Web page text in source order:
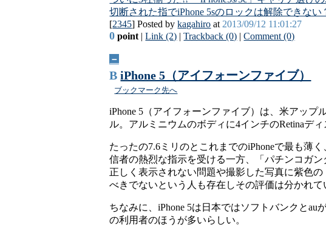
切断された指でiPhone 5sのロックは解除できない
[2345] Posted bykagahiro at 2013/09/12 11:01:27
0 point |Link (2) |Trackback (0) |Comment (0)
－
B iPhone 5（アイフォーンファイブ）
ブックマーク先へ
iPhone 5（アイフォーンファイブ）は、米アッ
ル。アルミニウムのボディに4インチのRetinaデ
たったの7.6ミリのとこれまでのiPhoneで最も薄
信者の熱烈な指示を受ける一方、「パチンコガ
正しく表示されない問題や撮影した写真に紫色
べきでないという人も存在しその評価は分かれて
ちなみに、iPhone 5は日本ではソフトバンクと
の利用者のほうが多いらしい。